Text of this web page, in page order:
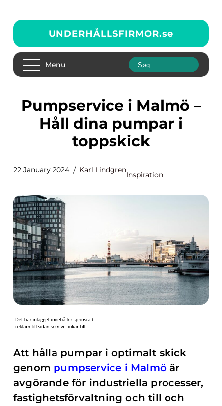
UNDERHÅLLSFIRMOR.se
Menu
Pumpservice i Malmö –
Håll dina pumpar i
toppskick
22 January 2024 Karl Lindgren
Inspiration
Att hålla pumpar i optimalt skick
genom pumpservice i Malmö är
avgörande för industriella processer,
fastighetsförvaltning och till och